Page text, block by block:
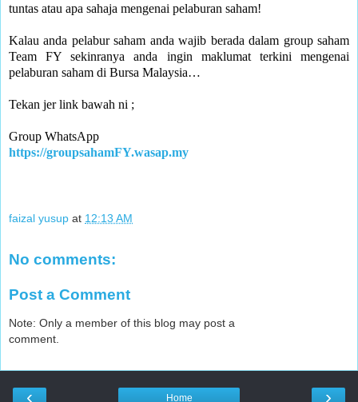
tuntas atau apa sahaja mengenai pelaburan saham!
Kalau anda pelabur saham anda wajib berada dalam group saham
Team FY sekinranya anda ingin maklumat terkini mengenai
pelaburan saham di Bursa Malaysia…
Tekan jer link bawah ni ;
Group WhatsApp
https://groupsahamFY.wasap.my
faizal yusup at 12:13 AM
No comments:
Post a Comment
Note: Only a member of this blog may post a
comment.
‹ ›
Home